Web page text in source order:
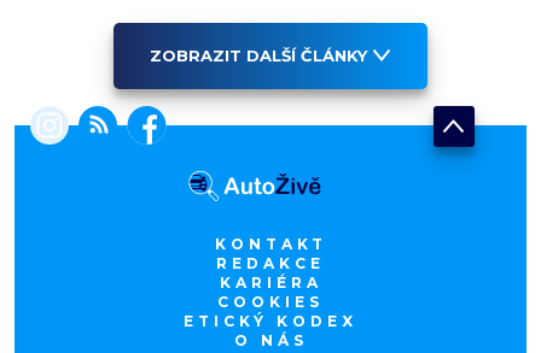
ZOBRAZIT DALŠÍ ČLÁNKY
KONTAKT
REDAKCE
KARIÉRA
COOKIES
ETICKÝ KODEX
O NÁS